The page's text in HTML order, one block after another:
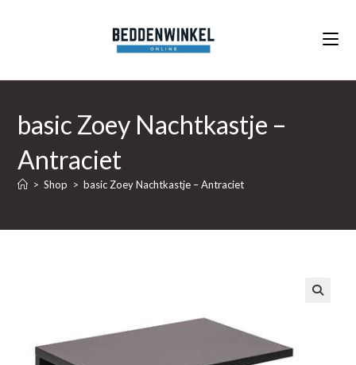
basic Zoey Nachtkastje –
Antraciet
> Shop > basic Zoey Nachtkastje – Antraciet